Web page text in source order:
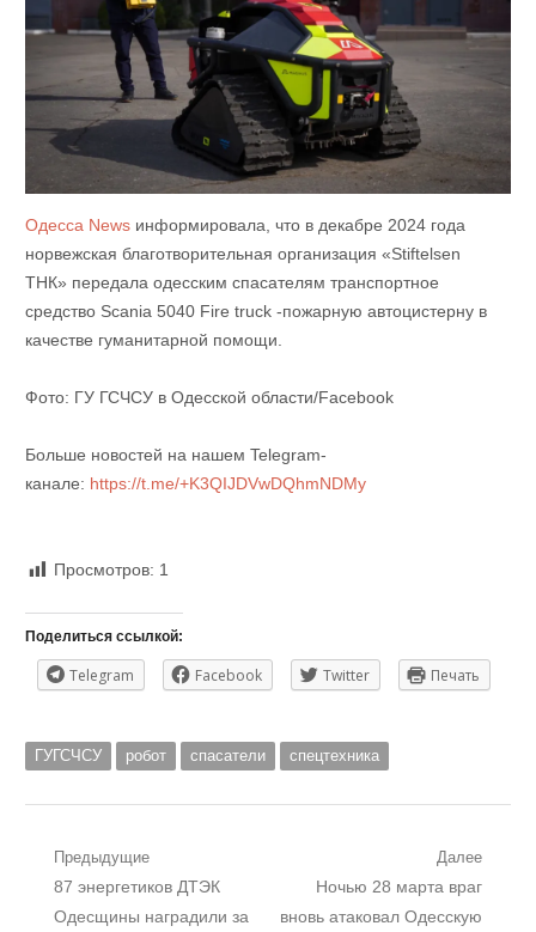
Одесса Newsинформировала, что в декабре 2024 года
норвежская благотворительная организация «Stiftelsen
ТНК» передала одесским спасателям транспортное
средство Scania 5040 Fire truck -пожарную автоцистерну в
качестве гуманитарной помощи.
Фото: ГУ ГСЧСУ в Одесской области/Facebook
Больше новостей на нашем Telegram-
канале: https://t.me/+K3QIJDVwDQhmNDMy
Просмотров: 1
Поделиться ссылкой:
Telegram Facebook Twitter Печать
ГУГСЧСУ робот спасатели спецтехника
Навигация
по
Предыдущие
Предыдущий
пост:
87 энергетиков ДТЭК
Одесщины наградили за
Далее
Следующий
пост:
Ночью 28 марта враг
вновь атаковал Одесскую